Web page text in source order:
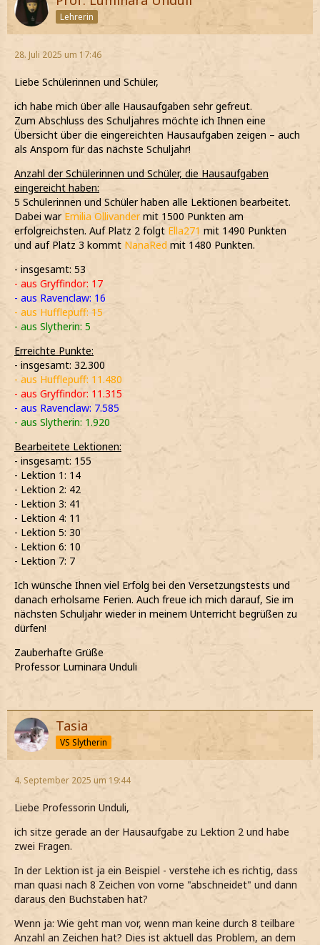
Lehrerin
28. Juli 2025 um 17:46
Liebe Schülerinnen und Schüler,
ich habe mich über alle Hausaufgaben sehr gefreut.
Zum Abschluss des Schuljahres möchte ich Ihnen eine
Übersicht über die eingereichten Hausaufgaben zeigen – auch
als Ansporn für das nächste Schuljahr!
Anzahl der Schülerinnen und Schüler, die Hausaufgaben
eingereicht haben:
5 Schülerinnen und Schüler haben alle Lektionen bearbeitet.
Dabei war Emilia Ollivander mit 1500 Punkten am
erfolgreichsten. Auf Platz 2 folgt Ella271 mit 1490 Punkten
und auf Platz 3 kommt NanaRed mit 1480 Punkten.
- insgesamt: 53
- aus Gryffindor: 17
- aus Ravenclaw: 16
- aus Hufflepuff: 15
- aus Slytherin: 5
Erreichte Punkte:
- insgesamt: 32.300
- aus Hufflepuff: 11.480
- aus Gryffindor: 11.315
- aus Ravenclaw: 7.585
- aus Slytherin: 1.920
Bearbeitete Lektionen:
- insgesamt: 155
- Lektion 1: 14
- Lektion 2: 42
- Lektion 3: 41
- Lektion 4: 11
- Lektion 5: 30
- Lektion 6: 10
- Lektion 7: 7
Ich wünsche Ihnen viel Erfolg bei den Versetzungstests und
danach erholsame Ferien. Auch freue ich mich darauf, Sie im
nächsten Schuljahr wieder in meinem Unterricht begrüßen zu
dürfen!
Zauberhafte Grüße
Professor Luminara Unduli
Tasia
VS Slytherin
4. September 2025 um 19:44
Liebe Professorin Unduli,
ich sitze gerade an der Hausaufgabe zu Lektion 2 und habe
zwei Fragen.
In der Lektion ist ja ein Beispiel - verstehe ich es richtig, dass
man quasi nach 8 Zeichen von vorne "abschneidet" und dann
daraus den Buchstaben hat?
Wenn ja: Wie geht man vor, wenn man keine durch 8 teilbare
Anzahl an Zeichen hat? Dies ist aktuell das Problem, an dem